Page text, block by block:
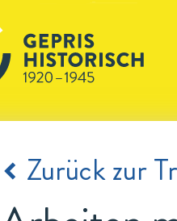
Zurück zur